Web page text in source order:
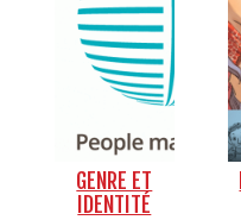
GENRE ET
IDENTITÉ